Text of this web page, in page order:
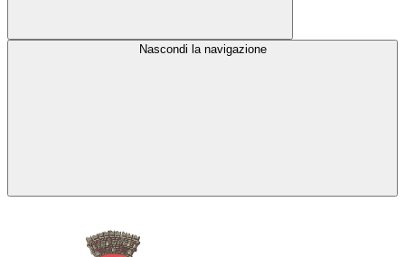
Nascondi la navigazione